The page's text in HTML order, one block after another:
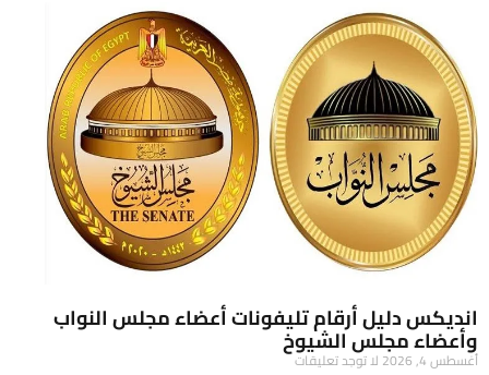
انديكس دليل أرقام تليفونات أعضاء مجلس النواب
وأعضاء مجلس الشيوخ
أغسطس 4, 2026 لا توجد تعليقات